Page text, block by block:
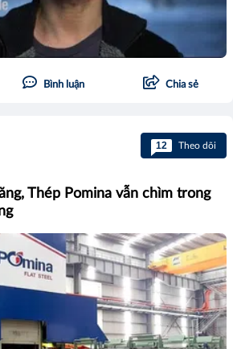
Bình luận Chia sẻ
12 Theo dõi
Thép Pomina vẫn chìm trong